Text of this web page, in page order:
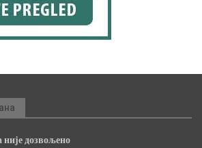
дозвољено